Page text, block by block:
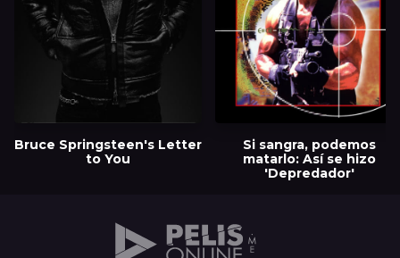
Bruce Springsteen's Letter
to You
Si sangra, podemos
matarlo: Así se hizo
'Depredador'